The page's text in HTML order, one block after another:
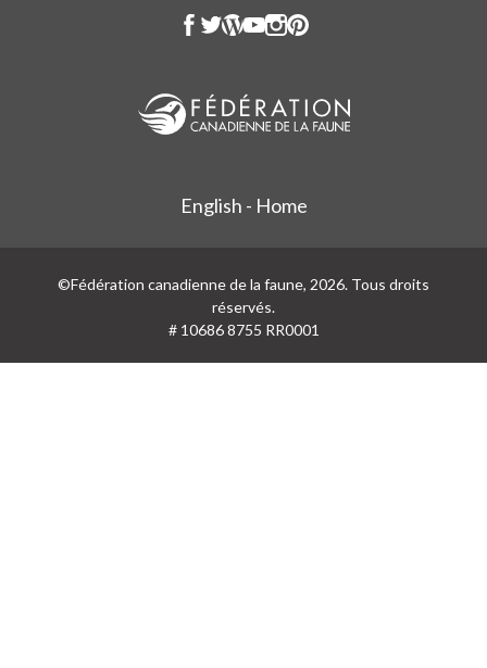
English - Home
©Fédération canadienne de la faune, 2026. Tous droits
réservés.
# 10686 8755 RR0001